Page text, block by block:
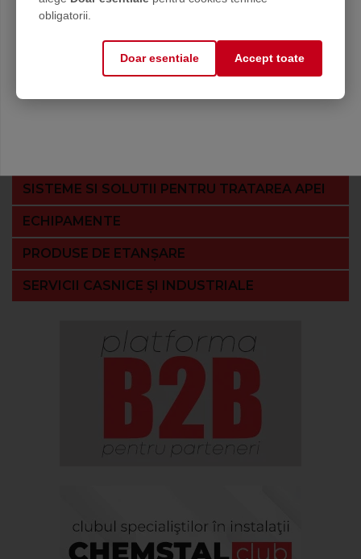
ANTIGELURI
DEZINCRUSTANŢI,
agenţi de curăţare şi neutralizatori
INHIBITORI
SISTEME SI SOLUTII PENTRU TRATAREA APEI
ECHIPAMENTE
PRODUSE DE ETANȘARE
SERVICII CASNICE ȘI INDUSTRIALE
obligatorii.
Doar esentiale Accept toate
Mă abonez